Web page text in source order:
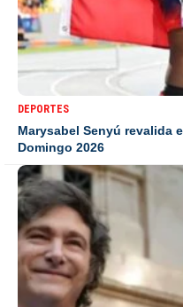
DEPORTES
Marysabel Senyú revalida
Domingo 2026